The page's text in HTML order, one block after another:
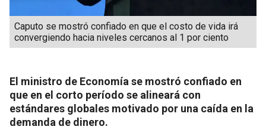
Caputo se mostró confiado en que el costo de vida irá
convergiendo hacia niveles cercanos al 1 por ciento
El ministro de Economía se mostró confiado en
que en el corto período se alineará con
estándares globales motivado por una caída en la
demanda de dinero.